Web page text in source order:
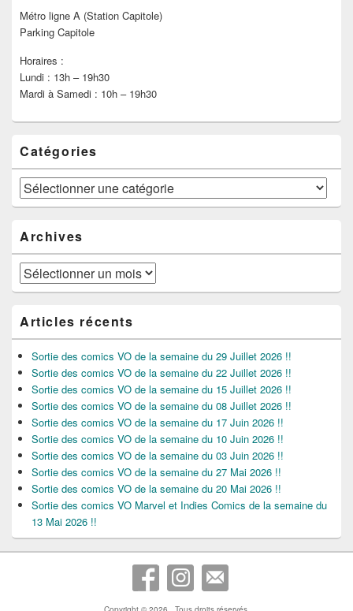
Métro ligne A (Station Capitole)
Parking Capitole
Horaires :
Lundi : 13h – 19h30
Mardi à Samedi : 10h – 19h30
Catégories
Catégories
Archives
Archives
Articles récents
Sortie des comics VO de la semaine du 29 Juillet 2026 !!
Sortie des comics VO de la semaine du 22 Juillet 2026 !!
Sortie des comics VO de la semaine du 15 Juillet 2026 !!
Sortie des comics VO de la semaine du 08 Juillet 2026 !!
Sortie des comics VO de la semaine du 17 Juin 2026 !!
Sortie des comics VO de la semaine du 10 Juin 2026 !!
Sortie des comics VO de la semaine du 03 Juin 2026 !!
Sortie des comics VO de la semaine du 27 Mai 2026 !!
Sortie des comics VO de la semaine du 20 Mai 2026 !!
Sortie des comics VO Marvel et Indies Comics de la semaine du
13 Mai 2026 !!